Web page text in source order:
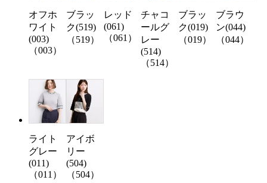
オフホ
ワイト
(003)
（003）
ブラッ
ク(519)
（519）
レッド
(061)
（061）
チャコ
ールグ
レー
(514)
（514）
ブラッ
ク(019)
（019）
ブラウ
ン(044)
（044）
ライト
グレー
(011)
（011）
アイボ
リー
(504)
（504）